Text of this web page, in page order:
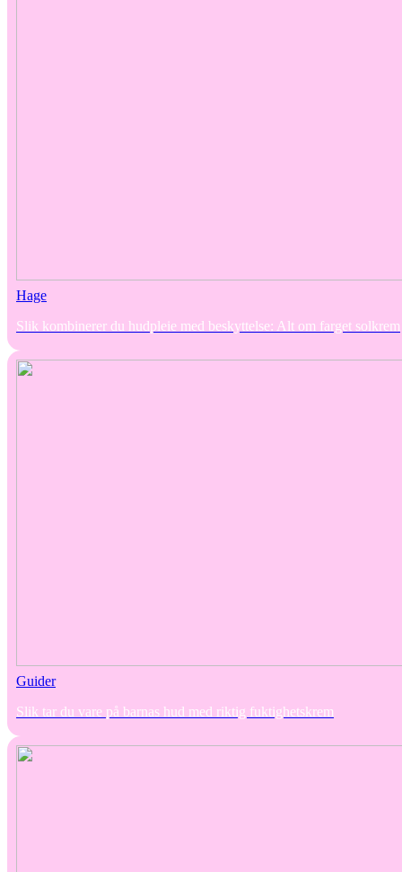
Hage
Slik kombinerer du hudpleie med beskyttelse: Alt om farget solkrem
Guider
Slik tar du vare på barnas hud med riktig fuktighetskrem